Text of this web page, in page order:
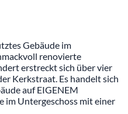
Gebäude im
renovierte
erstreckt sich über vier
Kerkstraat. Es handelt sich
auf EIGENEM
im Untergeschoss mit einer